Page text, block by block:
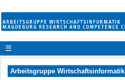
☰
Arbeitsgruppe Wirtschaftsinformatik